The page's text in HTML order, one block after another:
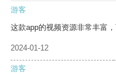
游客
这款app的视频资源非常丰富
2024-01-12
游客